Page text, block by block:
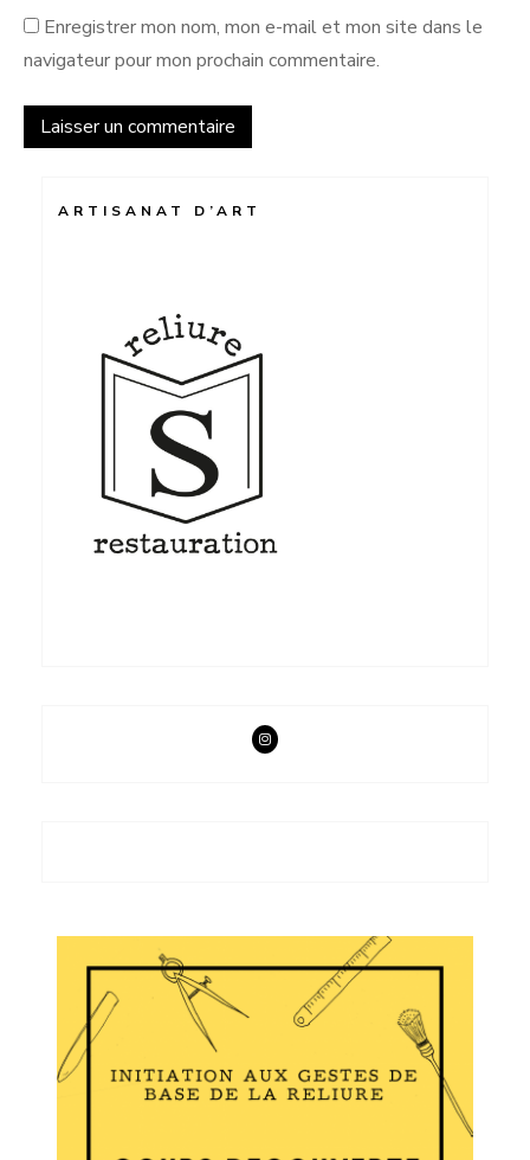
Enregistrer mon nom, mon e-mail et mon site dans le
navigateur pour mon prochain commentaire.
ARTISANAT D’ART